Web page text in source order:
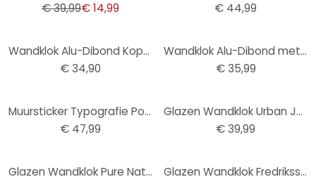
€ 39,99€ 14,99
€ 44,99
Wandklok Alu-Dibond Koper effect Ø 28 cm
€ 34,90
Wandklok Alu-Dibond met Zilvereffect Klassiek 02
€ 35,99
Muursticker Typografie Positief met Klok
€ 47,99
Glazen Wandklok Urban Jungle
€ 39,99
Glazen Wandklok Pure Nature
Glazen Wandklok Fredriksson - Blue Geometry